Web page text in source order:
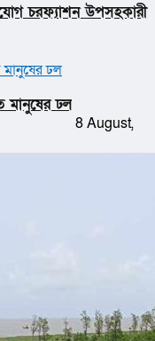
চরফ্যাশন উপসহকারী
মানুষের ঢল
8 August,